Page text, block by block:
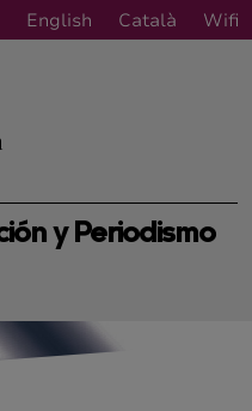
English Català Wifi
y Periodismo